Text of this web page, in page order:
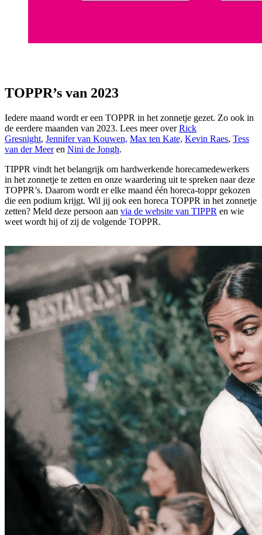
TOPPR’s van 2023
Iedere maand wordt er een TOPPR in het zonnetje gezet. Zo ook in
de eerdere maanden van 2023. Lees meer overRick
Gresnight, Jennifer van Kouwen, Max ten Kate, Kevin Raes, Tess
van der Meeren Nini de Jongh.
TIPPR vindt het belangrijk om hardwerkende horecamedewerkers
in het zonnetje te zetten en onze waardering uit te spreken naar deze
TOPPR’s. Daarom wordt er elke maand één horeca-toppr gekozen
die een podium krijgt. Wil jij ook een horeca TOPPR in het zonnetje
zetten? Meld deze persoon aan via de website van TIPPR en wie
weet wordt hij of zij de volgende TOPPR.